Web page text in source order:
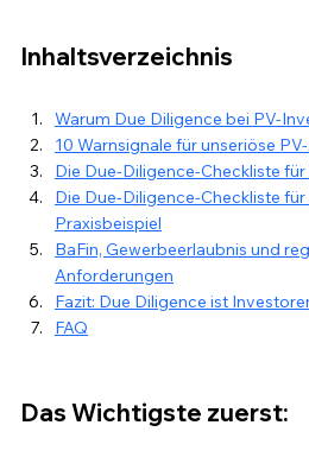
Inhaltsverzeichnis
Warum Due Diligence bei PV-
10 Warnsignale für unseriöse
Die Due-Diligence-Checkliste
Die Due-Diligence-Checkliste
Praxisbeispiel
BaFin, Gewerbeerlaubnis und
Anforderungen
Fazit: Due Diligence ist
FAQ
Das Wichtigste zuerst: